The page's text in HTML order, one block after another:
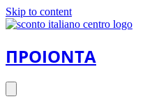
Skip to content
ΠΡΟΙΟΝΤΑ